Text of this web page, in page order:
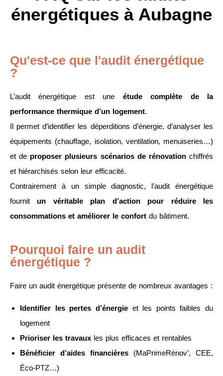
énergétiques à Aubagne
Qu'est-ce que l'audit énergétique
?
L’audit énergétique est une étude complète de la
performance thermique d’un logement.
Il permet d’identifier les déperditions d’énergie, d’analyser les
équipements (chauffage, isolation, ventilation, menuiseries…)
et de proposer plusieurs scénarios de rénovationchiffrés
et hiérarchisés selon leur efficacité.
Contrairement à un simple diagnostic, l’audit énergétique
fournit un véritable plan d’action pour réduire les
consommations et améliorer le confort du bâtiment.
Pourquoi faire un audit
énergétique ?
Faire un audit énergétique présente de nombreux avantages :
Identifier les pertes d’énergieet les points faibles du
logement
Prioriser les travaux les plus efficaces et rentables
Bénéficier d’aides financières (MaPrimeRénov’, CEE,
Éco-PTZ…)